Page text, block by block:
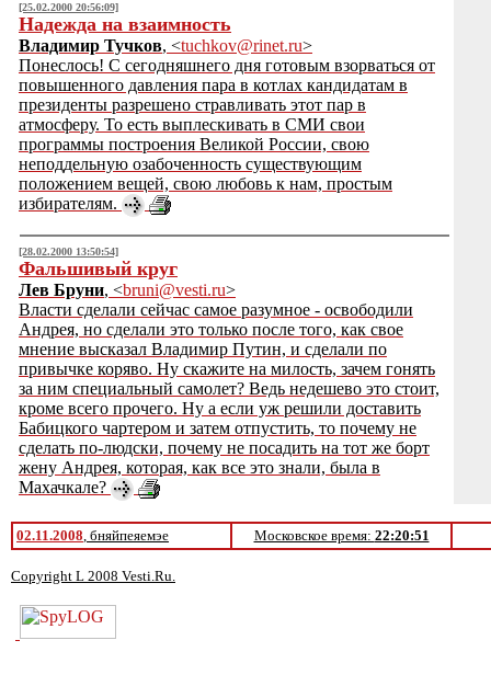
[25.02.2000 20:56:09]
Надежда на взаимность
Владимир Тучков, <tuchkov@rinet.ru>
Понеслось! С сегодняшнего дня готовым взорваться от
повышенного давления пара в котлах кандидатам в
президенты разрешено стравливать этот пар в
атмосферу. То есть выплескивать в СМИ свои
программы построения Великой России, свою
неподдельную озабоченность существующим
положением вещей, свою любовь к нам, простым
избирателям.
[28.02.2000 13:50:54]
Фальшивый круг
Лев Бруни, <bruni@vesti.ru>
Власти сделали сейчас самое разумное - освободили
Андрея, но сделали это только после того, как свое
мнение высказал Владимир Путин, и сделали по
привычке коряво. Ну скажите на милость, зачем гонять
за ним специальный самолет? Ведь недешево это стоит,
кроме всего прочего. Ну а если уж решили доставить
Бабицкого чартером и затем отпустить, то почему не
сделать по-людски, почему не посадить на тот же борт
жену Андрея, которая, как все это знали, была в
Махачкале?
02.11.2008, бняйпеяемэе Московское время: 22:20:51
Copyright L 2008 Vesti.Ru.